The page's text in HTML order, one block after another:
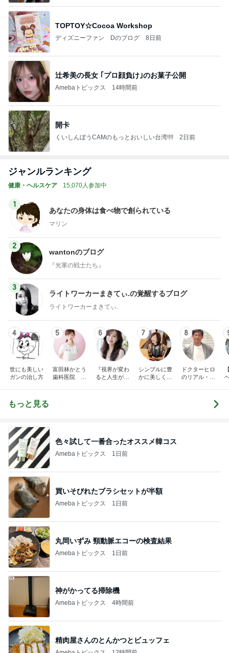
TOPTOY☆Cocoa Workshop
ディズニーファン Dのブログ 8日前
辻希美の長女 ｢プロ顔負け｣のお菓子公開
Amebaトピックス 14時間前
開卡
くいしんぼうCAMのもっとおいしい台湾!!!! 2日前
ジャンルランキング
健康・ヘルスケア 15,070人参加中
1
あなたの身体は食べ物で創られている
マリン
2
wantonのブログ
『光軍の戦士たち』
3
ライトワーカーまきてぃ.の覚醒するブログ
ライトワーカーまきてぃ.
4
世にも美しい
ガンの治し方
5
富田林かとう
歯科医院 み
6
『視界が変わ
ると人生が変
7
シンプルに豊
かに美しく自
8
ドクターヒロ
のリアル・サ
もっと見る
色々試して一番合ったオススメ韓コス
Amebaトピックス 1日前
買いそびれたブラシセットが半額
Amebaトピックス 1日前
丸岡いずみ 頸動脈エコーの検査結果
Amebaトピックス 1日前
神がかってる掃除機
Amebaトピックス 4時間前
精肉屋さんのとんかつとビュッフェ